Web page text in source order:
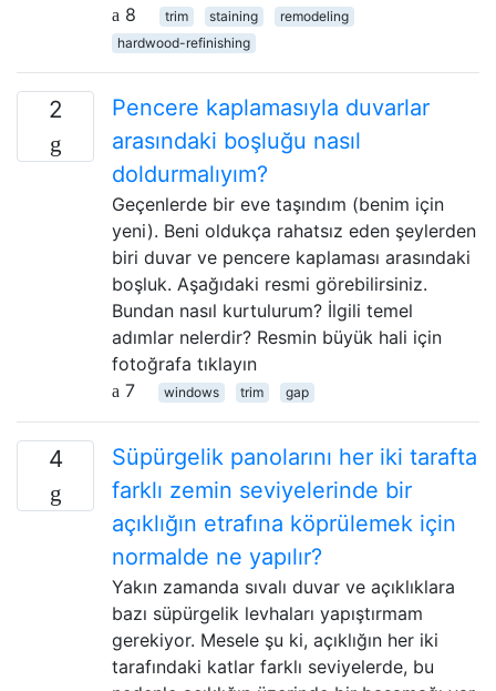
8
trim staining
remodeling
hardwood-refinishing
2
Pencere kaplamasıyla duvarlar
arasındaki boşluğu nasıl
doldurmalıyım?
Geçenlerde bir eve taşındım (benim için
yeni). Beni oldukça rahatsız eden şeylerden
biri duvar ve pencere kaplaması arasındaki
boşluk. Aşağıdaki resmi görebilirsiniz.
Bundan nasıl kurtulurum? İlgili temel
adımlar nelerdir? Resmin büyük hali için
fotoğrafa tıklayın
7
windows trim gap
4
Süpürgelik panolarını her iki tarafta
farklı zemin seviyelerinde bir
açıklığın etrafına köprülemek için
normalde ne yapılır?
Yakın zamanda sıvalı duvar ve açıklıklara
bazı süpürgelik levhaları yapıştırmam
gerekiyor. Mesele şu ki, açıklığın her iki
tarafındaki katlar farklı seviyelerde, bu